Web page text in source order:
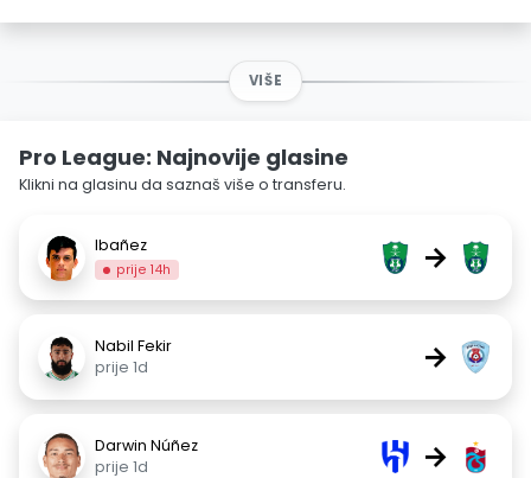
VIŠE
Pro League: Najnovije glasine
Klikni na glasinu da saznaš više o transferu.
Ibañez
prije 14h →
Nabil Fekir
prije 1d
→
Darwin Núñez
prije 1d
→